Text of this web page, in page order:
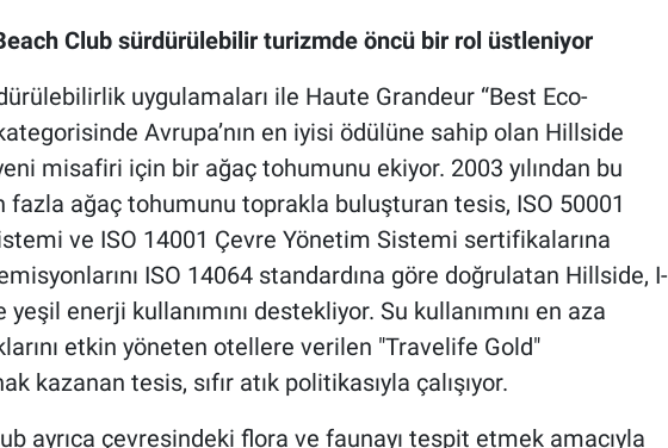
Club sürdürülebilir turizmde öncü bir rol üstleniyor
uygulamaları ile Haute Grandeur “Best Eco-
Avrupa’nın en iyisi ödülüne sahip olan Hillside
misafiri için bir ağaç tohumunu ekiyor. 2003 yılından bu
fazla ağaç tohumunu toprakla buluşturan tesis, ISO 50001
ve ISO 14001 Çevre Yönetim Sistemi sertifikalarına
ISO 14064 standardına göre doğrulatan Hillside, I-
yeşil enerji kullanımını destekliyor. Su kullanımını en aza
etkin yöneten otellere verilen "Travelife Gold"
kazanan tesis, sıfır atık politikasıyla çalışıyor.
ayrıca çevresindeki flora ve faunayı tespit etmek amacıyla